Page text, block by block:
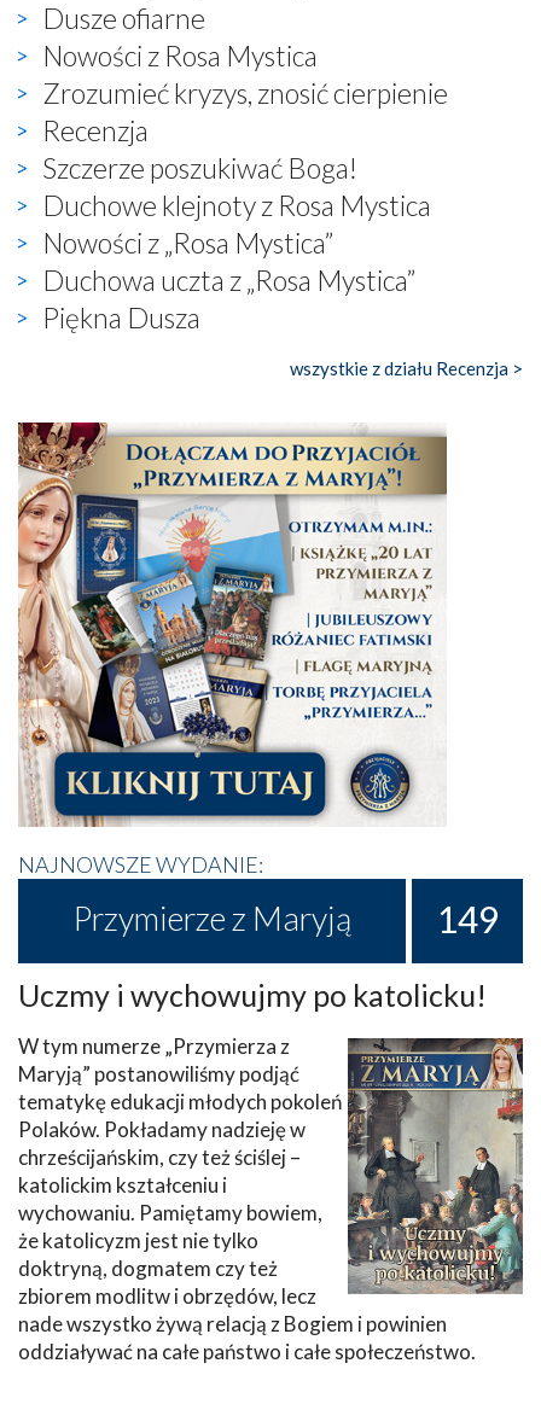
Dusze ofiarne
Nowości z Rosa Mystica
Zrozumieć kryzys, znosić cierpienie
Recenzja
Szczerze poszukiwać Boga!
Duchowe klejnoty z Rosa Mystica
Nowości z „Rosa Mystica”
Duchowa uczta z „Rosa Mystica”
Piękna Dusza
wszystkie z działu Recenzja >
NAJNOWSZE WYDANIE:
Przymierze z Maryją 149
Uczmy i wychowujmy po katolicku!
W tym numerze „Przymierza z
Maryją” postanowiliśmy podjąć
tematykę edukacji młodych pokoleń
Polaków. Pokładamy nadzieję w
chrześcijańskim, czy też ściślej –
katolickim kształceniu i
wychowaniu. Pamiętamy bowiem,
że katolicyzm jest nie tylko
doktryną, dogmatem czy też
zbiorem modlitw i obrzędów, lecz
nade wszystko żywą relacją z Bogiem i powinien
oddziaływać na całe państwo i całe społeczeństwo.